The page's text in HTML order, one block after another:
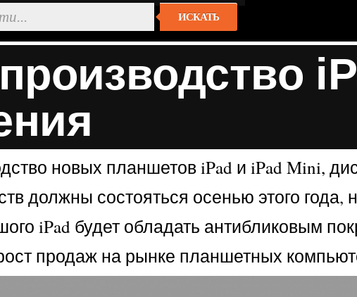
ИСКАТЬ
новых планшетов iPad и iPad Mini,
должны состояться осенью этого года,
iPad будет обладать антибликовым
продаж на рынке планшетных